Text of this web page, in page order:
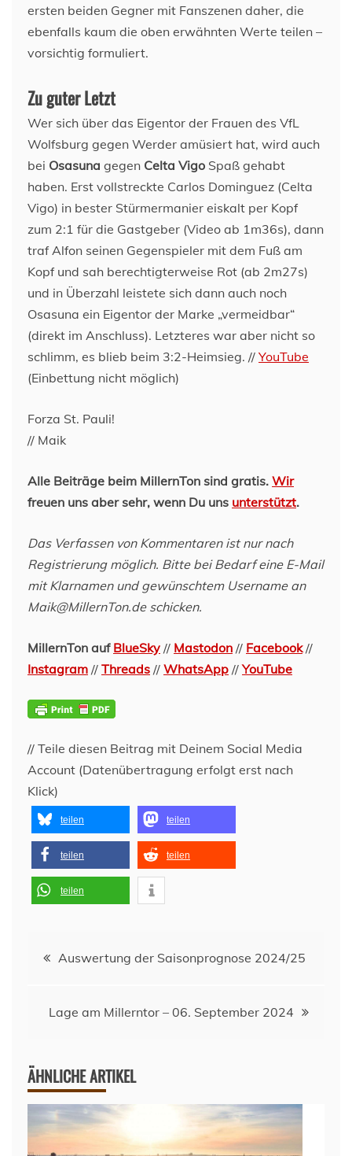
ersten beiden Gegner mit Fanszenen daher, die
ebenfalls kaum die oben erwähnten Werte teilen –
vorsichtig formuliert.
Zu guter Letzt
Wer sich über das Eigentor der Frauen des VfL
Wolfsburg gegen Werder amüsiert hat, wird auch
bei Osasuna gegen Celta Vigo Spaß gehabt
haben. Erst vollstreckte Carlos Dominguez (Celta
Vigo) in bester Stürmermanier eiskalt per Kopf
zum 2:1 für die Gastgeber (Video ab 1m36s), dann
traf Alfon seinen Gegenspieler mit dem Fuß am
Kopf und sah berechtigterweise Rot (ab 2m27s)
und in Überzahl leistete sich dann auch noch
Osasuna ein Eigentor der Marke „vermeidbar“
(direkt im Anschluss). Letzteres war aber nicht so
schlimm, es blieb beim 3:2-Heimsieg. // YouTube
(Einbettung nicht möglich)
Forza St. Pauli!
// Maik
Alle Beiträge beim MillernTon sind gratis. Wir
freuen uns aber sehr, wenn Du uns unterstützt.
Das Verfassen von Kommentaren ist nur nach
Registrierung möglich. Bitte bei Bedarf eine E-Mail
mit Klarnamen und gewünschtem Username an
Maik@MillernTon.de schicken.
MillernTon auf BlueSky // Mastodon // Facebook//
Instagram // Threads // WhatsApp //YouTube
// Teile diesen Beitrag mit Deinem Social Media
Account (Datenübertragung erfolgt erst nach
Klick)
teilen teilen
teilen teilen
teilen
Beitragsnavigation
Auswertung der Saisonprognose 2024/25
Lage am Millerntor – 06. September 2024
ÄHNLICHE ARTIKEL